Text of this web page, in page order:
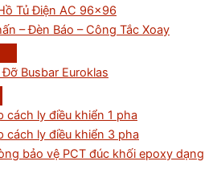
Tủ Điện AC 96×96
– Đèn Báo – Công Tắc Xoay
Busbar Euroklas
cách ly điều khiển 1 pha
cách ly điều khiển 3 pha
bảo vệ PCT đúc khối epoxy dạng